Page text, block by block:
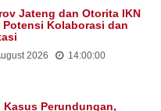
Jateng dan Otorita IKN
Potensi Kolaborasi dan
2026 14:00:00
Kasus Perundungan,